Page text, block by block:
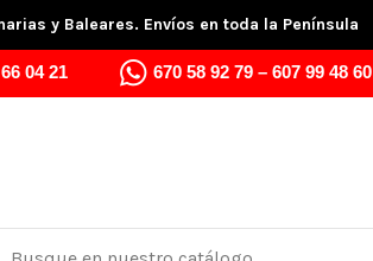
y Baleares. Envíos en toda la Península
04 21 670 58 92 79– 607 99 48 60